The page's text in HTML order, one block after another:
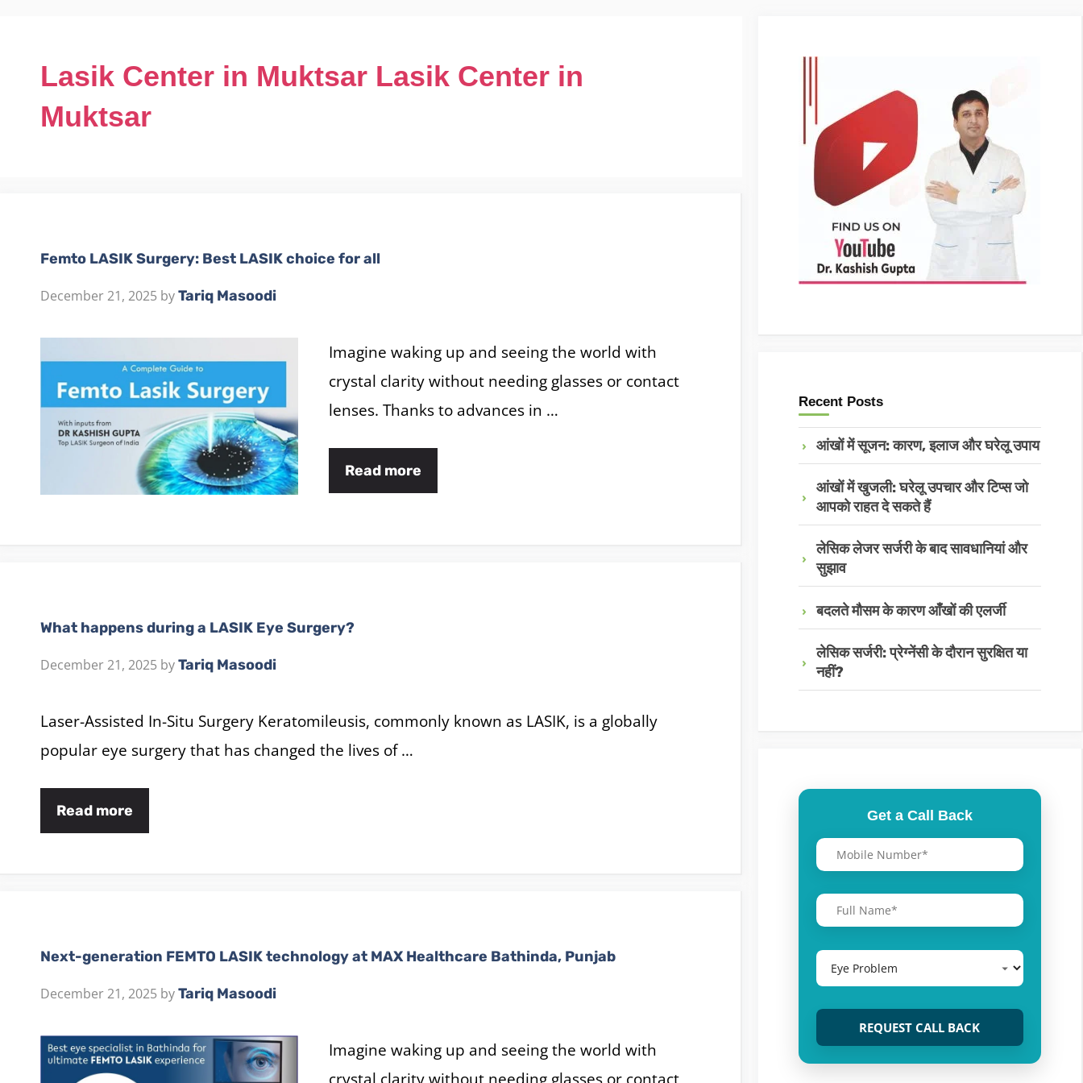
Lasik Center in Muktsar Lasik Center in
Muktsar
Femto LASIK Surgery: Best LASIK choice for all
December 21, 2025 byTariq Masoodi
Imagine waking up and seeing the world with
crystal clarity without needing glasses or contact
lenses. Thanks to advances in …
Read more
What happens during a LASIK Eye Surgery?
December 21, 2025 byTariq Masoodi
Laser-Assisted In-Situ Surgery Keratomileusis, commonly known as LASIK, is a globally
popular eye surgery that has changed the lives of …
Read more
Next-generation FEMTO LASIK technology at MAX Healthcare Bathinda, Punjab
December 21, 2025 byTariq Masoodi
Imagine waking up and seeing the world with
crystal clarity without needing glasses or contact
Recent Posts
आंखों में सूजन: कारण, इलाज और घरेलू उपाय
आंखों में खुजली: घरेलू उपचार और टिप्स जो
आपको राहत दे सकते हैं
लेसिक लेजर सर्जरी के बाद सावधानियां और
सुझाव
बदलते मौसम के कारण आँखों की एलर्जी
लेसिक सर्जरी: प्रेग्नेंसी के दौरान सुरक्षित या
नहीं?
Get a Call Back